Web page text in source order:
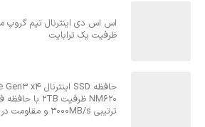
ظرفیت یک ترابایت
ترتیبی 3000MB/s و مقاومت در برابر شوک